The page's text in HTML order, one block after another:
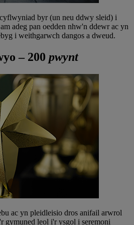
byr (un neu ddwy sleid) i
adeg pan oedden nhw'n ddewr ac yn
i weithgarwch dangos a dweud.
– 200 pwynt
ac yn pleidleisio dros anifail arwrol
gymuned leol i'r ysgol i seremoni